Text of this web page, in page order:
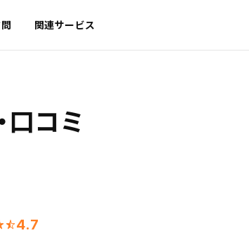
関連サービス
口コミ
4.7